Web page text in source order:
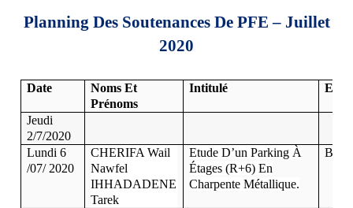
Planning Des Soutenances De PFE – Juillet
2020
Date
Noms Et
Prénoms
Intitulé
Jeudi
2/7/2020
Lundi 6
/07/ 2020
CHERIFA Wail
Nawfel
IHHADADENE
Tarek
Etude D’un Parking À
Étages (R+6) En
Charpente Métallique.
B.